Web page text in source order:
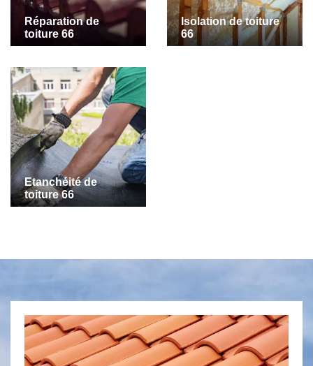
Réparation de
toiture 66
Isolation de toiture
66
Etanchéité de
toiture 66